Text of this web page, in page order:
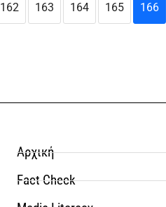
162 163 164 165 166
Αρχική
Fact Check